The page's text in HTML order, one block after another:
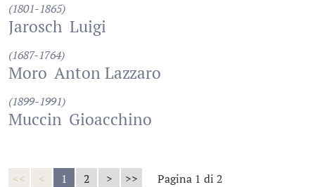
(1801-1865)
Jarosch Luigi
(1687-1764)
Moro Anton Lazzaro
(1899-1991)
Muccin Gioacchino
<< < 1 2 > >> Pagina 1 di 2